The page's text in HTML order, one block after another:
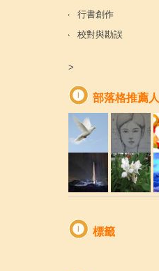
行書創作
校對與勘誤
>
部落格推薦人
標籤